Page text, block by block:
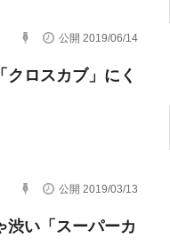
公開 2019/06/14
ロスカブ」にく
公開 2019/03/13
渋い「スーパーカ